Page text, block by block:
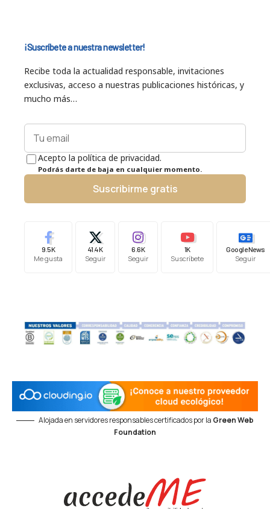
¡Suscríbete a nuestra newsletter!
Recibe toda la actualidad responsable, invitaciones
exclusivas, acceso a nuestras publicaciones históricas, y
mucho más…
Acepto la política de privacidad.
Podrás darte de baja en cualquier momento.
Suscribirme gratis
9.5K
Me gusta
41.4K
Seguir
6.6K
Seguir
1K
Suscríbete
Google News
Seguir
Alojada en servidores responsables certificados por la Green Web
Foundation